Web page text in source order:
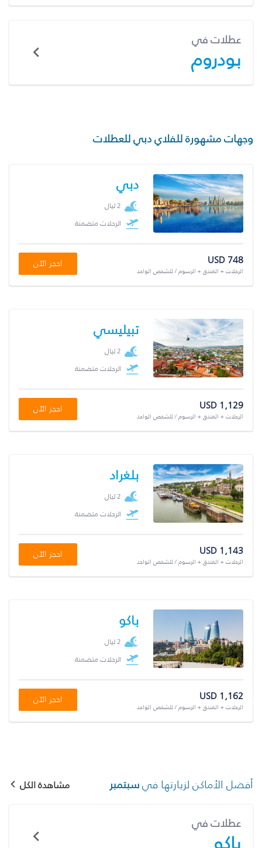
عطلات في
بودروم
وجهات مشهورة للفلاي دبي للعطلات
دبي
2 ليال
الرحلات متضمنة
USD 748
الرحلات + الفندق + الرسوم / للشخص الواحد
احجز الآن
تبيليسي
2 ليال
الرحلات متضمنة
USD 1,129
الرحلات + الفندق + الرسوم / للشخص الواحد
احجز الآن
بلغراد
2 ليال
الرحلات متضمنة
USD 1,143
الرحلات + الفندق + الرسوم / للشخص الواحد
احجز الآن
باكو
2 ليال
الرحلات متضمنة
USD 1,162
الرحلات + الفندق + الرسوم / للشخص الواحد
احجز الآن
أفضل الأماكن لزيارتها فيسبتمبر مشاهدة الكل
عطلات في